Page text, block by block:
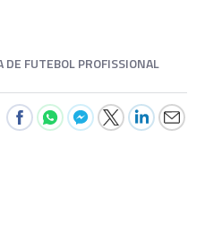
DE FUTEBOL PROFISSIONAL